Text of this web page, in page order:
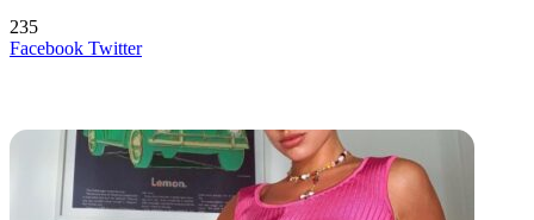
235
Facebook TwitterLinkedIn
Tumblr
Reddit
Вконтакте
Одноклассники
Skype
Messenger
Messenger
WhatsApp
Telegram
Viber
Line
Поделиться
Печатать